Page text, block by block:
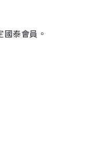
泰會員。